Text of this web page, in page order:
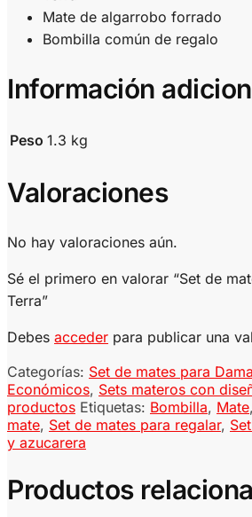
Mate de algarrobo forrado
Bombilla común de regalo
Información
Peso 1.3 kg
Valoraciones
No hay valoraciones aún.
Sé el primero en valorar “Set de
Terra”
Debes acceder para publicar una
Categorías: Set de mates para Dama
Económicos, Sets materos con
productos Etiquetas: Bombilla, Mate,
mate, Set de mates para regalar,
y azucarera
Productos